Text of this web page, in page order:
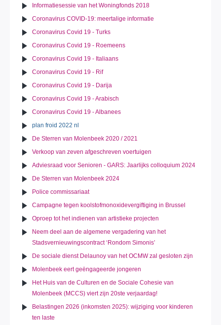
Informatiesessie van het Woningfonds 2018
Coronavirus COVID-19: meertalige informatie
Coronavirus Covid 19 - Turks
Coronavirus Covid 19 - Roemeens
Coronavirus Covid 19 - Italiaans
Coronavirus Covid 19 - Rif
Coronavirus Covid 19 - Darija
Coronavirus Covid 19 - Arabisch
Coronavirus Covid 19 - Albanees
plan froid 2022 nl
De Sterren van Molenbeek 2020 / 2021
Verkoop van zeven afgeschreven voertuigen
Adviesraad voor Senioren - GARS: Jaarlijks colloquium 2024
De Sterren van Molenbeek 2024
Police commissariaat
Campagne tegen koolstofmonoxidevergiftiging in Brussel
Oproep tot het indienen van artistieke projecten
Neem deel aan de algemene vergadering van het
Stadsvernieuwingscontract ‘Rondom Simonis’
De sociale dienst Delaunoy van het OCMW zal gesloten zijn
Molenbeek eert geëngageerde jongeren
Het Huis van de Culturen en de Sociale Cohesie van
Molenbeek (MCCS) viert zijn 20ste verjaardag!
Belastingen 2026 (inkomsten 2025): wijziging voor kinderen
ten laste